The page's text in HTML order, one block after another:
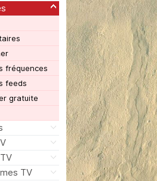
fréquences
feeds
gratuite
TV